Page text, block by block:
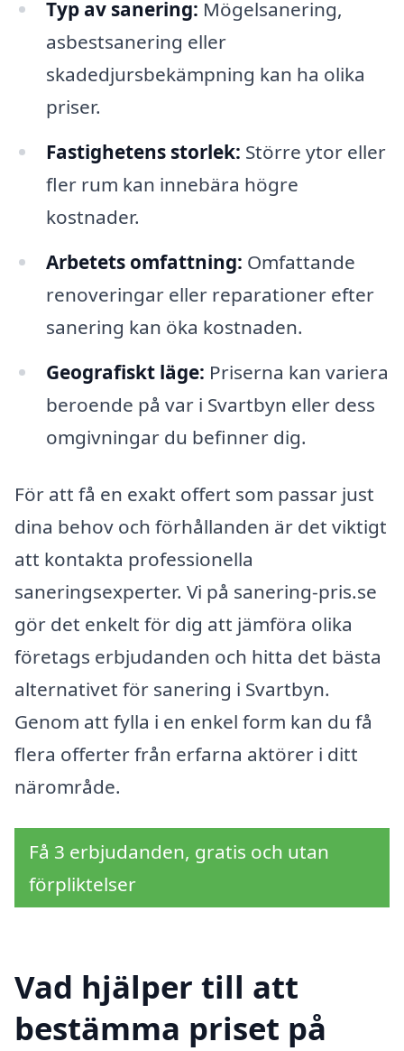
Typ av sanering: Mögelsanering,
asbestsanering eller
skadedjursbekämpning kan ha olika
priser.
Fastighetens storlek: Större ytor eller
fler rum kan innebära högre
kostnader.
Arbetets omfattning: Omfattande
renoveringar eller reparationer efter
sanering kan öka kostnaden.
Geografiskt läge: Priserna kan variera
beroende på var i Svartbyn eller dess
omgivningar du befinner dig.
För att få en exakt offert som passar just
dina behov och förhållanden är det viktigt
att kontakta professionella
saneringsexperter. Vi på sanering-pris.se
gör det enkelt för dig att jämföra olika
företags erbjudanden och hitta det bästa
alternativet för sanering i Svartbyn.
Genom att fylla i en enkel form kan du få
flera offerter från erfarna aktörer i ditt
närområde.
Få 3 erbjudanden, gratis och utan
förpliktelser
Vad hjälper till att
bestämma priset på